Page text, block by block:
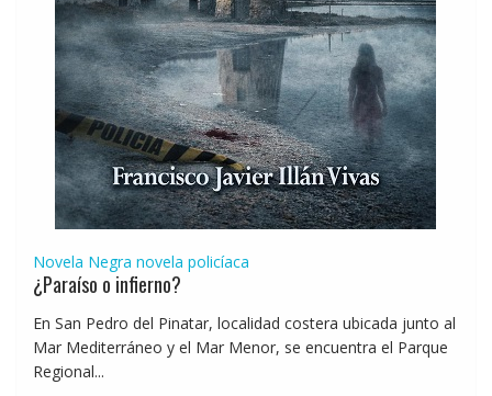
Novela Negra novela policíaca
¿Paraíso o infierno?
En San Pedro del Pinatar, localidad costera ubicada junto al
Mar Mediterráneo y el Mar Menor, se encuentra el Parque
Regional...